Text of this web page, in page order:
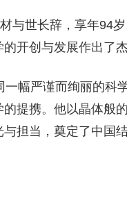
与世长辞，享年94
开创与发展作出了杰
幅严谨而绚丽的科
提携。他以晶体般
担当，奠定了中国